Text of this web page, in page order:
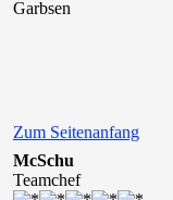
Garbsen
Zum Seitenanfang
McSchu
Teamchef